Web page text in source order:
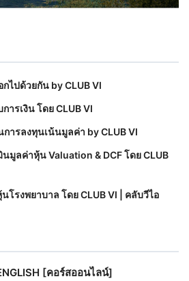
ไปด้วยกัน by CLUB VI
ารเงิน โดย CLUB VI
ารลงทุนเน้นมูลค่า by CLUB VI
มูลค่าหุ้น Valuation & DCF โดย CLUB
โรงพยาบาล โดย CLUB VI | คลับวีไอ
[คอร์สออนไลน์]